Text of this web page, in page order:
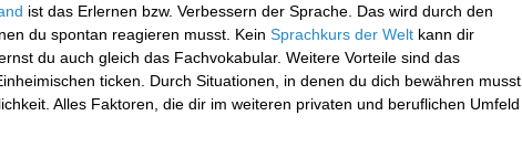
ist das Erlernen bzw. Verbessern der Sprache. Das wird durch den
du spontan reagieren musst. Kein Sprachkurs der Welt kann dir
du auch gleich das Fachvokabular. Weitere Vorteile sind das
ticken. Durch Situationen, in denen du dich bewähren musst,
Alles Faktoren, die dir im weiteren privaten und beruflichen Umfeld